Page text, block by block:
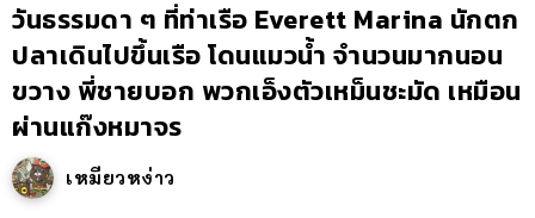
วันธรรมดา ๆ ที่ท่าเรือ Everett Marina นักตก
ปลาเดินไปขึ้นเรือ โดนแมวน้ำ จำนวนมากนอน
ขวาง พี่ชายบอก พวกเอ็งตัวเหม็นชะมัด เหมือน
ผ่านแก๊งหมาจร
เหมียวหง่าว